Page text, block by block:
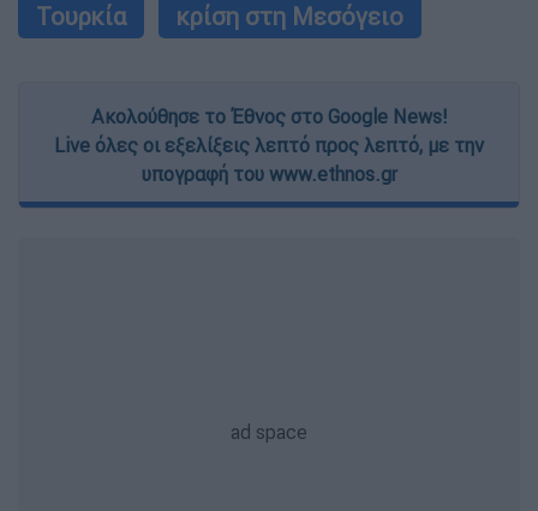
Τουρκία κρίση στη Μεσόγειο
Ακολούθησε το Έθνος στο Google News!
Live όλες οι εξελίξεις λεπτό προς λεπτό, με την
υπογραφή του www.ethnos.gr